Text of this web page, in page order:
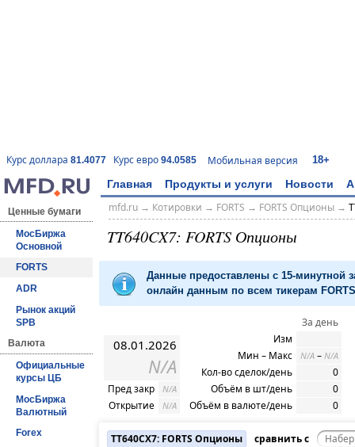
Курс доллара 81.4077 Курс евро 94.0585 Мобильная версия 18+
Главная Продукты и услуги Новости
Ценные бумаги
МосБиржа
Основной
FORTS
ADR
Рынок акций
SPB
Валюта
Официальные
курсы ЦБ
МосБиржа
Валютный
Forex
mfd.ru→ Котировки → FORTS → FORTS Опционы→
TT640CX7: FORTS Опционы
Данные предоставлены с 15-минутной
онлайн данным по всем тикерам
08.01.2026
N/A
Пред закр N/A
Открытие N/A
За день
Изм
Мин – Макс
N/A – N/A
Кол-во сделок/день
0
Объём в шт/день
0
Объём в валюте/день
0
TT640CX7: FORTS Опционы
сравнить с